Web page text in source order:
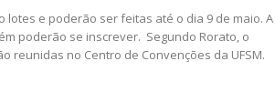
e poderão ser feitas até o dia 9 de maio. A
poderão se inscrever. Segundo Rorato, o
reunidas no Centro de Convenções da UFSM.